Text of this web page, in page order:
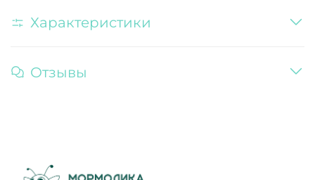
Характеристики
Отзывы